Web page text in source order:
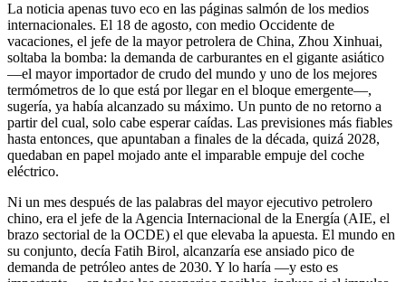
La noticia apenas tuvo eco en las páginas salmón de los medios
internacionales. El 18 de agosto, con medio Occidente de
vacaciones, el jefe de la mayor petrolera de China, Zhou Xinhuai,
soltaba la bomba: la demanda de carburantes en el gigante asiático
—el mayor importador de crudo del mundo y uno de los mejores
termómetros de lo que está por llegar en el bloque emergente—,
sugería, ya había alcanzado su máximo. Un punto de no retorno a
partir del cual, solo cabe esperar caídas. Las previsiones más fiables
hasta entonces, que apuntaban a finales de la década, quizá 2028,
quedaban en papel mojado ante el imparable empuje del coche
eléctrico.
Ni un mes después de las palabras del mayor ejecutivo petrolero
chino, era el jefe de la Agencia Internacional de la Energía (AIE, el
brazo sectorial de la ­OCDE) el que elevaba la apuesta. El mundo en
su conjunto, decía Fatih Birol, alcanzaría ese ansiado pico de
demanda de petróleo antes de 2030. Y lo haría —y esto es